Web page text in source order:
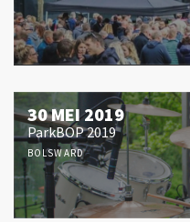
30 MEI 2019
ParkBOP 2019
BOLSWARD